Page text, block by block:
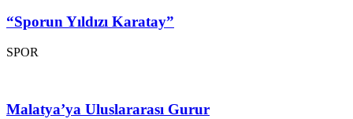
“Sporun Yıldızı Karatay”
SPOR
Malatya’ya Uluslararası Gurur